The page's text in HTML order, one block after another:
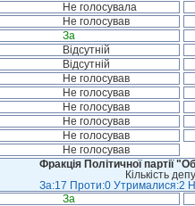
Не голосувала
Не голосував
За
Відсутній
Відсутній
Не голосував
Не голосував
Не голосував
Не голосував
Не голосував
Не голосував
Фракція Політичної партії
Кількість
За:17 Проти:0 Утрималися:2
За